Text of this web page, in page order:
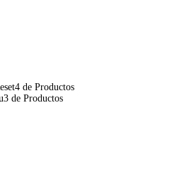
4 de Productos
3 de Productos